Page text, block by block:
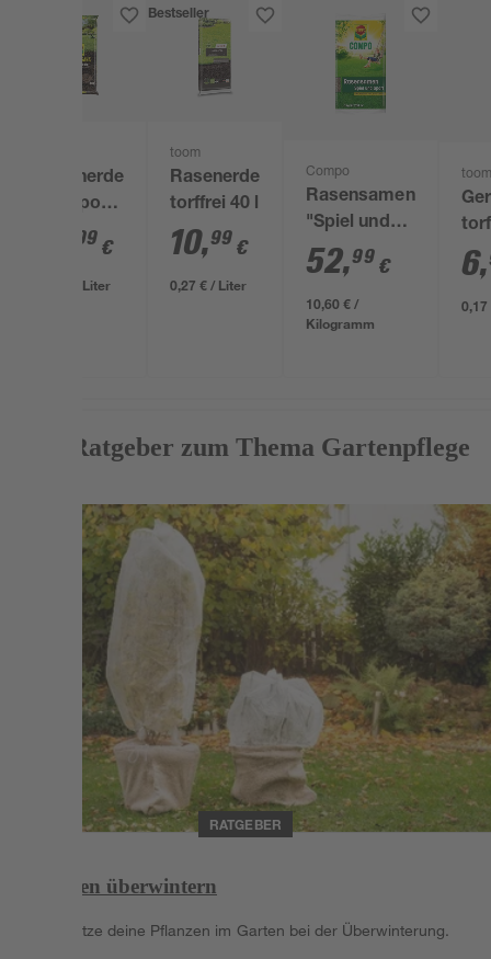
Rasenerde
'Compo
torffrei 40 l
99 €
0,37 € / Liter
Bestseller
toom
Rasenerde
torffrei 40 l
10,99 €
0,27 € / Liter
Compo
Rasensamen
"Spiel und
Sport" 5 kg
52,99 €
10,60 € /
Kilogramm
toom
6,
Mehr Ratgeber zum Thema Gartenpflege
RATGEBER
Pflanzen überwintern
Unterstütze deine Pflanzen im Garten bei der Überwinterung.